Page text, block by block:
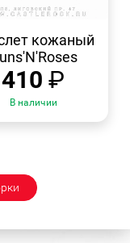
ПРОСМОТР
кожаный
410 ₽
В наличии